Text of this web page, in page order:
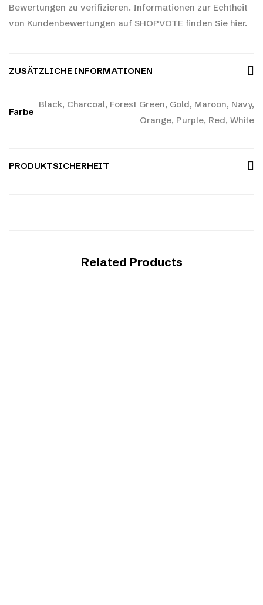
Bewertungen zu verifizieren. Informationen zur Echtheit
von Kundenbewertungen auf SHOPVOTE finden Sie hier.
ZUSÄTZLICHE INFORMATIONEN
Farbe
Black, Charcoal, Forest Green, Gold, Maroon, Navy,
Orange, Purple, Red, White
PRODUKTSICHERHEIT
Related Products